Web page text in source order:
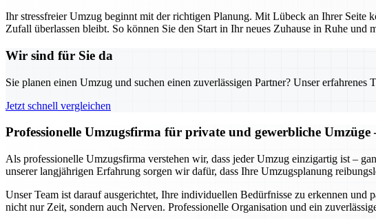
Ihr stressfreier Umzug beginnt mit der richtigen Planung. Mit Lübeck an Ihrer Seite
Zufall überlassen bleibt. So können Sie den Start in Ihr neues Zuhause in Ruhe und
Wir sind für Sie da
Sie planen einen Umzug und suchen einen zuverlässigen Partner? Unser
Jetzt schnell vergleichen
Professionelle Umzugsfirma für private und gewerbliche
Als professionelle Umzugsfirma verstehen wir, dass jeder Umzug einzigartig ist –
unserer langjährigen Erfahrung sorgen wir dafür, dass Ihre Umzugsplanung
Unser Team ist darauf ausgerichtet, Ihre individuellen Bedürfnisse zu erkennen
nicht nur Zeit, sondern auch Nerven. Professionelle Organisation und ein